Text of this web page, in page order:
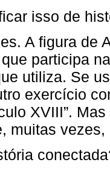
isso de
A figura de
participa
utiliza. Se
exercício
XVIII”.
muitas